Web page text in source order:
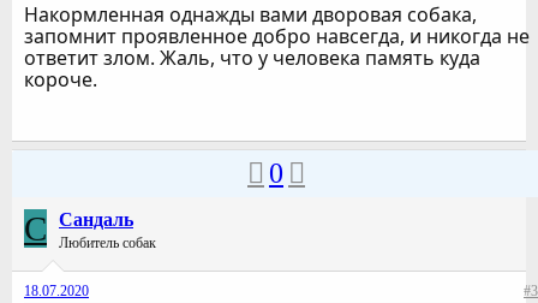
Накормленная однажды вами дворовая собака,
запомнит проявленное добро навсегда, и никогда не
ответит злом. Жаль, что у человека память куда
короче.
0
C Cандаль
Любитель собак
18.07.2020 #3